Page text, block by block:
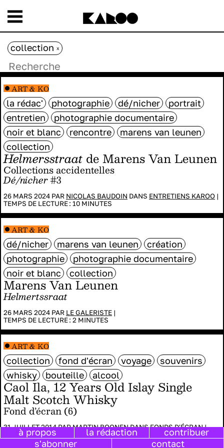
Helmersstraat de Marens Van Leunen
Collections accidentelles
Dé/nicher#3
26 MARS 2024 PAR NICOLAS BAUDOIN DANS ENTRETIENS KAROO |
TEMPS DE LECTURE : 10 MINUTES
la rédac' photographie dé/nicher
portrait
entretien
photographie documentaire
noir et blanc
rencontre
marens van leunen
collection
ART & KO
Marens Van Leunen
Helmertssraat
26 MARS 2024 PAR LE GALERISTE |
TEMPS DE LECTURE : 2 MINUTES
dé/nicher marens van leunen
création
photographie
photographie documentaire
noir et blanc
collection
ART & KO
Caol Ila, 12 Years Old Islay Single
Malt Scotch Whisky
Fond d’écran (6)
31 JUILLET 2014 PARMARTIN BOONENDANSFONDS D'ÉCRAN|
TEMPS DE LECTURE :
MINUTES
collection fond d'écran voyage
souvenirs
whisky
bouteille alcool
ART & KO
collection x
à propos la rédaction
contribuer
s'abonner
contact